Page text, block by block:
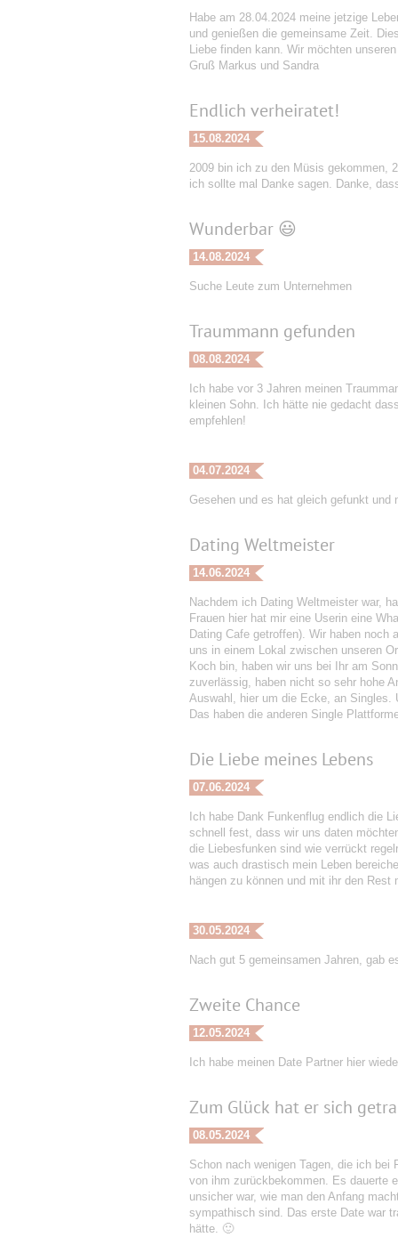
Habe am 28.04.2024 meine jetzige
und genießen die gemeinsame Zeit.
Liebe finden kann. Wir möchten
Gruß Markus und Sandra
Endlich verheiratet!
15.08.2024
2009 bin ich zu den Müsis gekommen,
ich sollte mal Danke sagen. Danke,
Wunderbar 😃
14.08.2024
Suche Leute zum Unternehmen
Traummann gefunden
08.08.2024
Ich habe vor 3 Jahren meinen
kleinen Sohn. Ich hätte nie gedacht
empfehlen!
04.07.2024
Gesehen und es hat gleich gefunkt und
Dating Weltmeister
14.06.2024
Nachdem ich Dating Weltmeister war,
Frauen hier hat mir eine Userin eine
Dating Cafe getroffen). Wir haben noch
uns in einem Lokal zwischen unseren
Koch bin, haben wir uns bei Ihr am
zuverlässig, haben nicht so sehr hohe
Auswahl, hier um die Ecke, an Singles.
Das haben die anderen Single
Die Liebe meines Lebens
07.06.2024
Ich habe Dank Funkenflug endlich die
schnell fest, dass wir uns daten
die Liebesfunken sind wie verrückt
was auch drastisch mein Leben
hängen zu können und mit ihr den
30.05.2024
Nach gut 5 gemeinsamen Jahren, gab
Zweite Chance
12.05.2024
Ich habe meinen Date Partner hier
Zum Glück hat er sich
08.05.2024
Schon nach wenigen Tagen, die ich
von ihm zurückbekommen. Es dauerte
unsicher war, wie man den Anfang
sympathisch sind. Das erste Date war
hätte. 🙂